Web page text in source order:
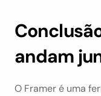
andam
O Framer é uma